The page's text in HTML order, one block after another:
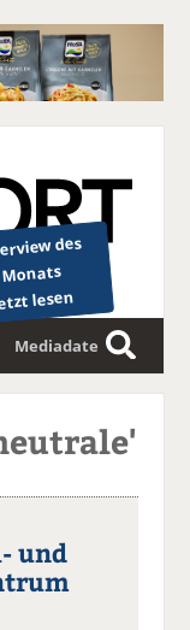
des
Monats
lesen
Mediadaten
S
u
c
h
und